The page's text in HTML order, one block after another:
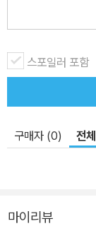
스포일러 포함
구매자 (0) 전
마이리뷰